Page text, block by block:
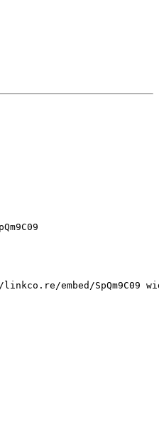
embed/SpQm9C09